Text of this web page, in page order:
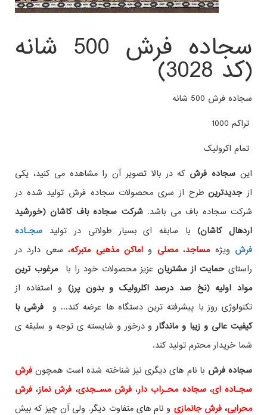
سجاده فرش 500 شانه
(کد 3028)
سجاده فرش 500 شانه
تراکم 1000
تمام اکرولیک
این سجاده فرش که در بالا تصویر آن را مشاهده می کنید، یکی
ازجدیدترینطرح از سری محصولات سجاده فرش تولید شده در
شرکت سجاده باف می باشد.شرکت سجاده باف کاشان (خورشید
اردهال کاشان)با سابقه ای بسیار طولانی در تولید سجـاده
فرش ویژهمساجد،مصلی و اماکن مذهبی متبرکه، سعی دارد در
راستایحمایت از مشتریانعزیز محصولات خود را بامرغوب ترین
مواد اولیه (نخ صد درصد اکلرولیک و بدون پرز) و استفاده از
تکنولوژی روز با پیشرفته ترین دستگاه ها عرضه کند... و فرشی با
کیفیت عالی و زیبا و ماندگارو درخور و شایسته ی توجه و سلیقه ی
شما خریدار محترم تولید کند.
سجاده فرش با نام های دیگری نیز شناخته شده است همچونفرش
سجـاده ای، سجاده محـراب دار،فرش مسـجدی، فرش نماز، فرش
محرابی، فرش جانمازی و نام های متفاوت دیگر. ولی آن چیز که بیش